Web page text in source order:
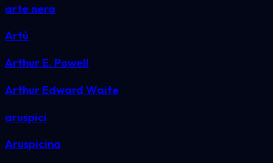
arte nera
Artù
Arthur E. Powell
Arthur Edward Waite
aruspici
Aruspicina